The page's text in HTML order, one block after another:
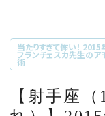
JEWELRY &
LIFESTYLE
当たりすぎて怖い！
フランチェスカ先生のア
術
【射手座